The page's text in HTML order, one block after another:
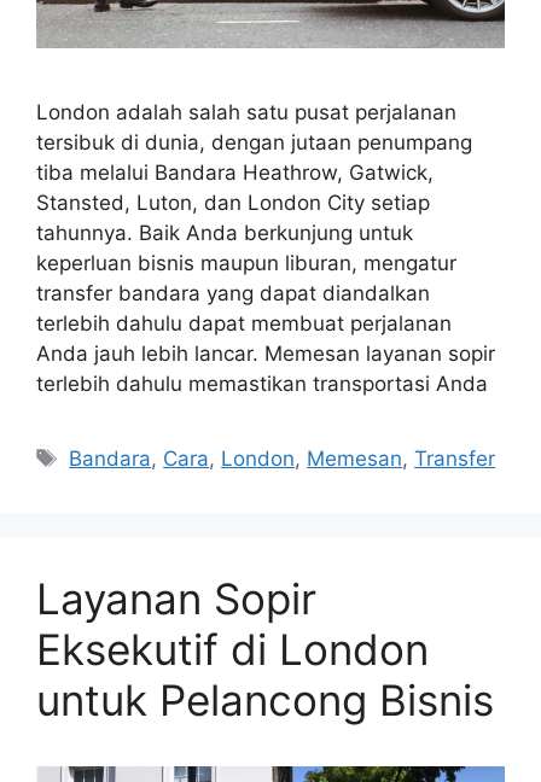
London adalah salah satu pusat perjalanan
tersibuk di dunia, dengan jutaan penumpang
tiba melalui Bandara Heathrow, Gatwick,
Stansted, Luton, dan London City setiap
tahunnya. Baik Anda berkunjung untuk
keperluan bisnis maupun liburan, mengatur
transfer bandara yang dapat diandalkan
terlebih dahulu dapat membuat perjalanan
Anda jauh lebih lancar. Memesan layanan sopir
terlebih dahulu memastikan transportasi Anda
Tags
Bandara, Cara, London, Memesan,Transfer
Layanan Sopir
Eksekutif di London
untuk Pelancong Bisnis